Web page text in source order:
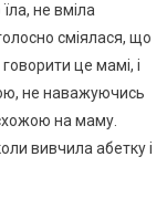
не вміла
сміялася, що
це мамі, і
не наважуючись
на маму.
вивчила абетку і